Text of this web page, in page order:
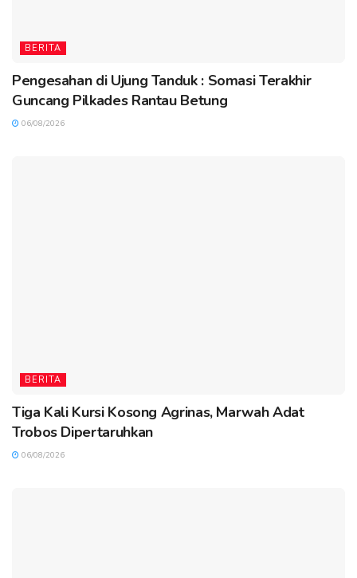
BERITA
Pengesahan di Ujung Tanduk : Somasi Terakhir
Guncang Pilkades Rantau Betung
06/08/2026
BERITA
Tiga Kali Kursi Kosong Agrinas, Marwah Adat
Trobos Dipertaruhkan
06/08/2026